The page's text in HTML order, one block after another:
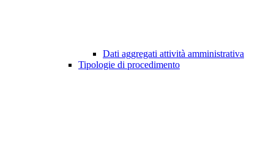
Dati aggregati attività amministrativa
Tipologie di procedimento